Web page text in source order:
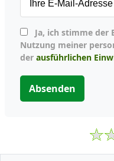
Nutzung meiner
der ausführlichen
Absenden